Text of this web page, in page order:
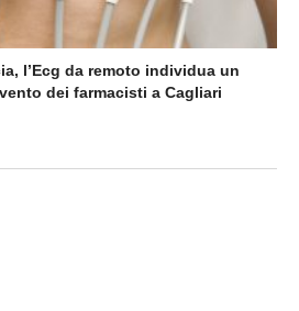
l’Ecg da remoto individua un
dei farmacisti a Cagliari